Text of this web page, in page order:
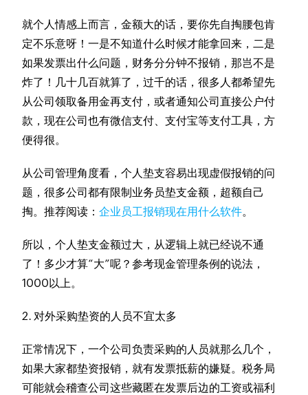
就个人情感上而言，金额大的话，要你先自掏腰包肯
定不乐意呀！一是不知道什么时候才能拿回来，二是
如果发票出什么问题，财务分分钟不报销，那岂不是
炸了！几十几百就算了，过千的话，很多人都希望先
从公司领取备用金再支付，或者通知公司直接公户付
款，现在公司也有微信支付、支付宝等支付工具，方
便得很。
从公司管理角度看，个人垫支容易出现虚假报销的问
题，很多公司都有限制业务员垫支金额，超额自己
掏。推荐阅读：企业员工报销现在用什么软件。
所以，个人垫支金额过大，从逻辑上就已经说不通
了！多少才算“大”呢？参考现金管理条例的说法，
1000以上。
2. 对外采购垫资的人员不宜太多
正常情况下，一个公司负责采购的人员就那么几个，
如果大家都垫资报销，就有发票抵薪的嫌疑。税务局
可能就会稽查公司这些藏匿在发票后边的工资或福利